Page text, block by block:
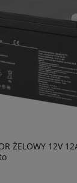
ŻELOWY 12V